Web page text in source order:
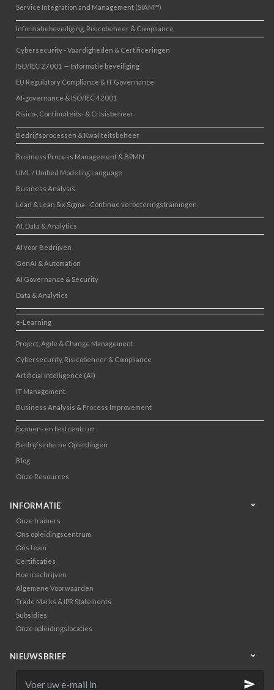
Service Integration and Management (SIAM™)
Informatiebeveiliging, Risicobeheer & Compliance
Cybersecurity - Vaardigheden & Certificeringen
ISO/IEC 27001 — Informatie beveiliging
EU Regulatory Compliance & IT Governance
AI-governance & ISO/IEC 42001
Risico-, Continuïteits- & Crisisbeheer
Bedrijfsprocessen & Kwaliteitsbeheer
Business Process Management & BPMN
UML / Unified Modeling Language
Business Analysis
Lean & Lean Six Sigma - Continue verbeteringstrainingen
AI, Data & Analytics
AI voor Bedrijven
GenAI & Automation
AI Governance & Security
Data & Analytics
e-Learning
Project, Agile & Change Management
Cybersecurity, Risicobeheer & Compliance
Artificial Intelligence (AI)
IT Management
Business Analysis & Process Improvement
Examen- en testcentrum
Bedrijfsinterne Opleidingen
Blog
Onze Resources
INFORMATIE
Onze trainers
Ons opleidingscentrum
Ons team
Certificaties
Hoe inschrijven
Algemene Voorwaarden
Trade Marks & IPR Statements
Subsidies
Onze opleidingslocaties
NIEUWSBRIEF